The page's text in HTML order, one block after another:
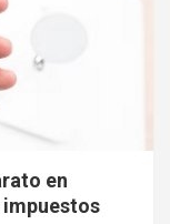
en